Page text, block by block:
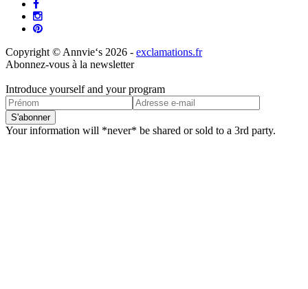
Copyright © Annvie‘s 2026 - exclamations.fr
Abonnez-vous à la newsletter
Introduce yourself and your program
Your information will *never* be shared or sold to a 3rd party.